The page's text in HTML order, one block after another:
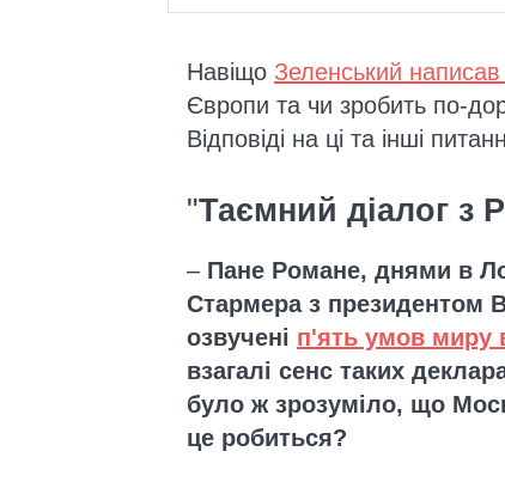
Навіщо Зеленський написав
Європи та чи зробить по-
Відповіді на ці та інші
"Таємний діалог з
– Пане Романе, днями в
Стармера з президентом
озвучені п'ять умов миру
взагалі сенс таких
було ж зрозуміло, що
це робиться?